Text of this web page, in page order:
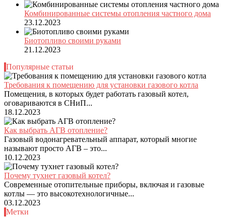
Комбинированные системы отопления частного дома
23.12.2023
Биотопливо своими руками
21.12.2023
Популярные статьи
Требования к помещению для установки газового котла
Помещения, в которых будет работать газовый котел,
оговариваются в СНиП...
18.12.2023
Как выбрать АГВ отопление?
Газовый водонагревательный аппарат, который многие
называют просто АГВ – это...
10.12.2023
Почему тухнет газовый котел?
Современные отопительные приборы, включая и газовые
котлы — это высокотехнологичные...
03.12.2023
Метки